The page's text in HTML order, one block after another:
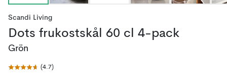
Scandi Living
Dots frukostskål 60 cl 4-pack
Grön
(4.7)